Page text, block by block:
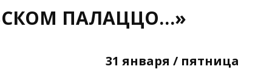
ПАЛАЦЦО…»
31 января / пятница